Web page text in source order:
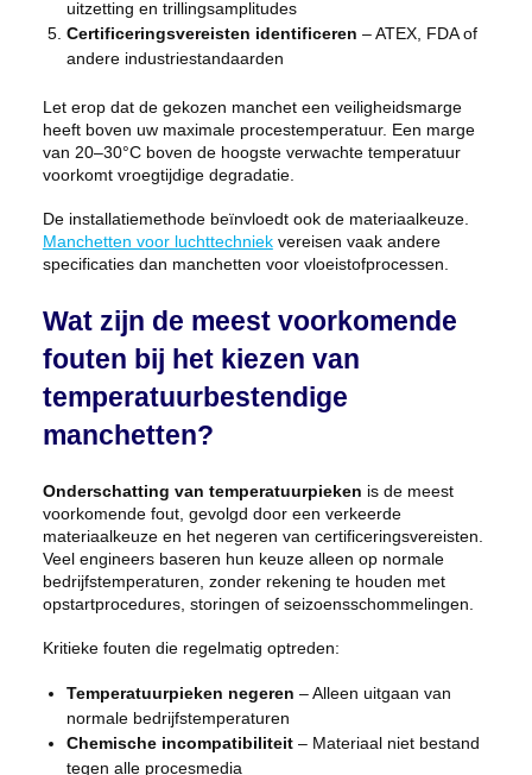
uitzetting en trillingsamplitudes
Certificeringsvereisten identificeren – ATEX, FDA of
andere industriestandaarden
Let erop dat de gekozen manchet een veiligheidsmarge
heeft boven uw maximale procestemperatuur. Een marge
van 20–30°C boven de hoogste verwachte temperatuur
voorkomt vroegtijdige degradatie.
De installatiemethode beïnvloedt ook de materiaalkeuze.
Manchetten voor luchttechniekvereisen vaak andere
specificaties dan manchetten voor vloeistofprocessen.
Wat zijn de meest voorkomende
fouten bij het kiezen van
temperatuurbestendige
manchetten?
Onderschatting van temperatuurpieken is de meest
voorkomende fout, gevolgd door een verkeerde
materiaalkeuze en het negeren van certificeringsvereisten.
Veel engineers baseren hun keuze alleen op normale
bedrijfstemperaturen, zonder rekening te houden met
opstartprocedures, storingen of seizoensschommelingen.
Kritieke fouten die regelmatig optreden:
Temperatuurpieken negeren – Alleen uitgaan van
normale bedrijfstemperaturen
Chemische incompatibiliteit– Materiaal niet bestand
tegen alle procesmedia